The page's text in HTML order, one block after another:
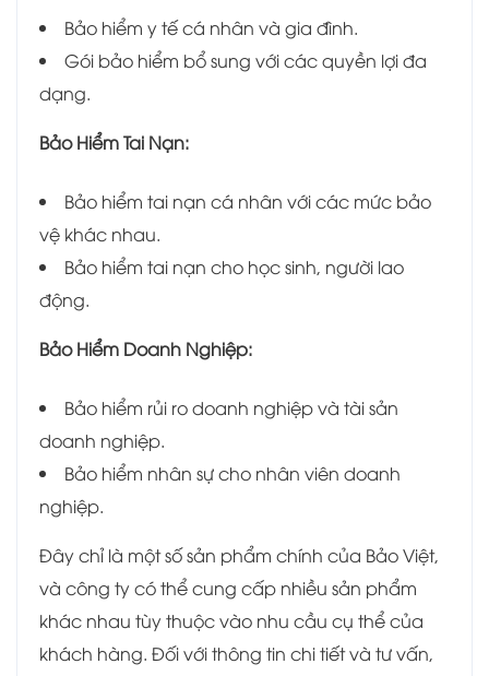
Bảo hiểm y tế cá nhân và gia đình.
Gói bảo hiểm bổ sung với các quyền lợi đa
dạng.
Bảo Hiểm Tai Nạn:
Bảo hiểm tai nạn cá nhân với các mức bảo
vệ khác nhau.
Bảo hiểm tai nạn cho học sinh, người lao
động.
Bảo Hiểm Doanh Nghiệp:
Bảo hiểm rủi ro doanh nghiệp và tài sản
doanh nghiệp.
Bảo hiểm nhân sự cho nhân viên doanh
nghiệp.
Đây chỉ là một số sản phẩm chính của Bảo Việt,
và công ty có thể cung cấp nhiều sản phẩm
khác nhau tùy thuộc vào nhu cầu cụ thể của
khách hàng. Đối với thông tin chi tiết và tư vấn,